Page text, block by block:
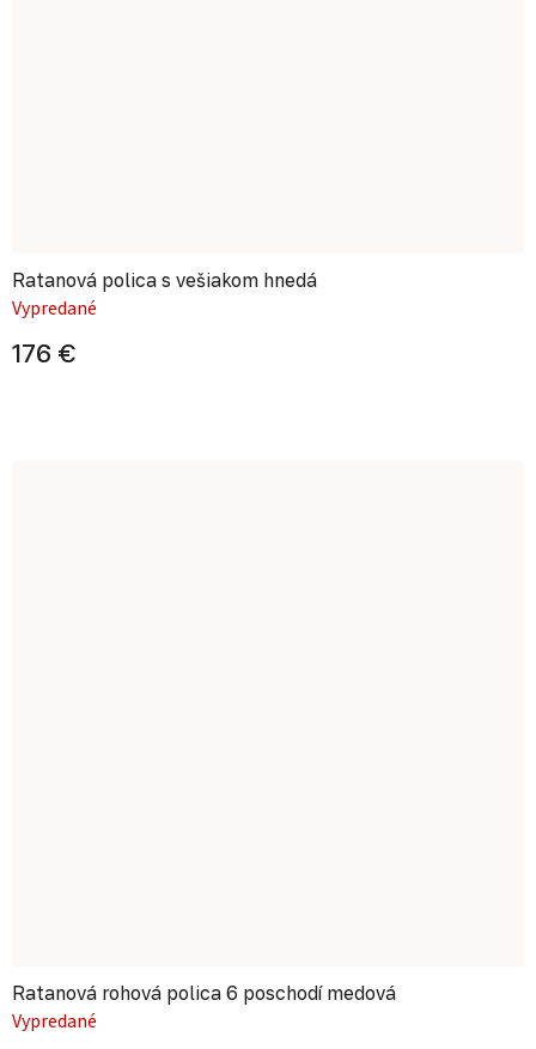
Ratanová polica s vešiakom hnedá
Vypredané
176 €
Ratanová rohová polica 6 poschodí medová
Vypredané